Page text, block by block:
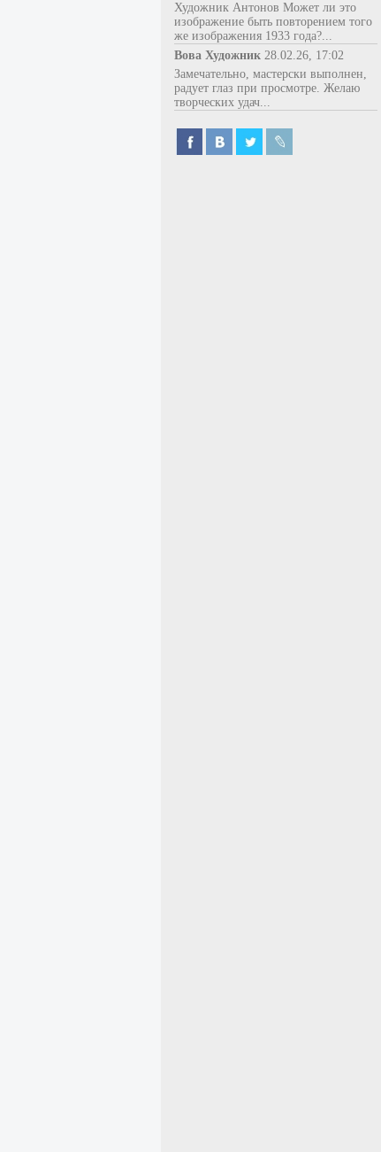
Художник Антонов Может ли это
изображение быть повторением того
же изображения 1933 года?...
Вова Художник 28.02.26, 17:02
Замечательно, мастерски выполнен,
радует глаз при просмотре. Желаю
творческих удач...